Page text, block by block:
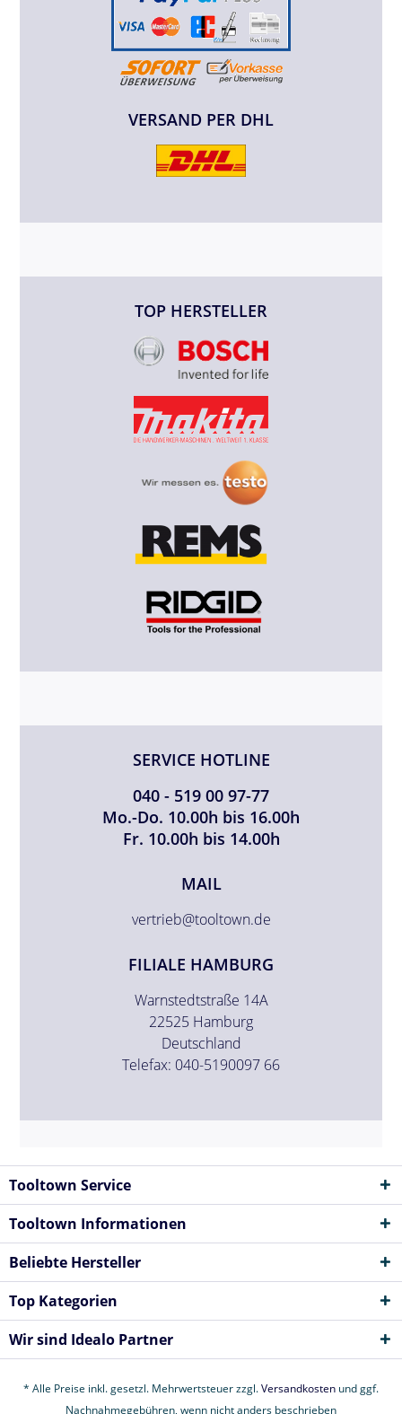
VERSAND PER DHL
TOP HERSTELLER
SERVICE HOTLINE
040 - 519 00 97-77
Mo.-Do. 10.00h bis 16.00h
Fr. 10.00h bis 14.00h
MAIL
vertrieb@tooltown.de
FILIALE HAMBURG
Warnstedtstraße 14A
22525 Hamburg
Deutschland
Telefax: 040-5190097 66
Tooltown Service
Tooltown Informationen
Beliebte Hersteller
Top Kategorien
Wir sind Idealo Partner
* Alle Preise inkl. gesetzl. Mehrwertsteuer zzgl.Versandkosten und ggf.
Nachnahmegebühren, wenn nicht anders beschrieben